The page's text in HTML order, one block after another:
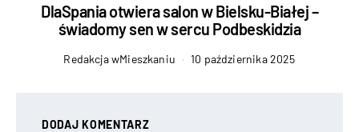
DlaSpania otwiera salon w Bielsku-Białej –
świadomy sen w sercu Podbeskidzia
Redakcja wMieszkaniu 10 października 2025
DODAJ KOMENTARZ